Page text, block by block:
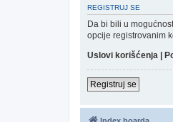
REGISTRUJ SE
Da bi bili u
opcije registrovanim
Uslovi korišćenja
Registruj se